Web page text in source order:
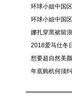
环球小姐中国
环球小姐中国
娜扎穿黑裙留
2018爱马仕冬
想要超自然美
年底购机何须